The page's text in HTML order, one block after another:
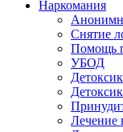
Наркомания
Снятие
Помощь
УБОД
Лечение